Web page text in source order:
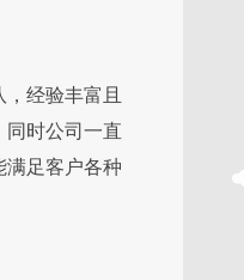
经验丰富且
同时公司一直
满足客户各种